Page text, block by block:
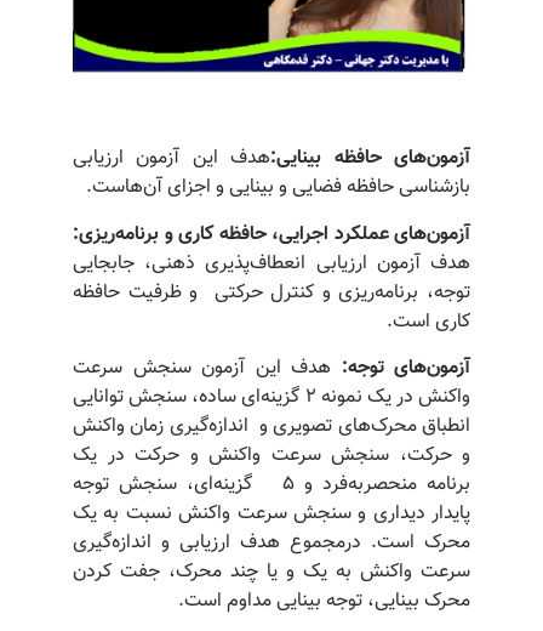
آزمون‌های حافظه بینایی:هدف این آزمون ارزیابی
بازشناسی حافظه فضایی و بینایی و اجزای آن‌هاست.
آزمون‌های عملکرداجرایی،حافظهکاریو برنامه‌ریزی:
هدف آزمون ارزیابی انعطاف‌پذیری ذهنی، جابجایی
توجه، برنامه‌ریزی و کنترل حرکتی و ظرفیت حافظه
کاری است.
آزمون‌های توجه:هدف این آزمون سنجش سرعت
واکنش در یک نمونه 2 گزینه‌ای ساده، سنجش توانایی
انطباق محرک‌های تصویری و اندازه‌گیری زمان واکنش
و حرکت، سنجش سرعت واکنش و حرکت در یک
برنامه منحصربه‌فرد و 5 گزینه‌ای، سنجش توجه
پایدار دیداری و سنجش سرعت واکنش نسبت به یک
محرک است. درمجموع هدف ارزیابی و اندازه‌گیری
سرعت واکنش به یک و یا چند محرک، جفت کردن
محرک بینایی، توجه بینایی مداوم است.